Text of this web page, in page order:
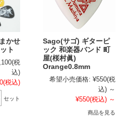
かせ
ト
(税
込)
(税込)
セット
Sago(サゴ) ギターピ
ック 和楽器バンド 町
屋(桜村眞)
Orange0.8mm
希望小売価格: ¥550(税
込) ～
¥550(税込) ～
商品を見る